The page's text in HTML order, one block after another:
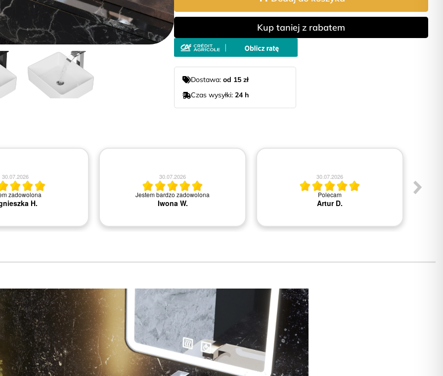
Kup taniej z rabatem
Dostawa:od 15 zł
Czas wysyłki:24 h
30.07.2026
zadowolona
H.
30.07.2026
Jestem bardzo zadowolona
Iwona W.
30.07.2026
Polecam
Artur D.